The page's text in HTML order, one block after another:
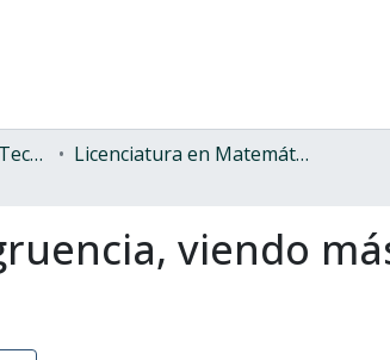
Facultad de Ciencia y Tecnología
Licenciatura en Matemáticas
viendo